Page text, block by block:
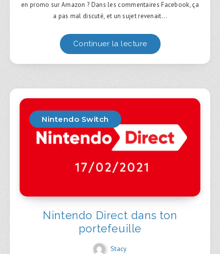
en promo sur Amazon ? Dans les commentaires Facebook, ça
a pas mal discuté, et un sujet revenait…
Continuer la lecture
Nintendo Switch
Nintendo Direct dans ton
portefeuille
Stacy